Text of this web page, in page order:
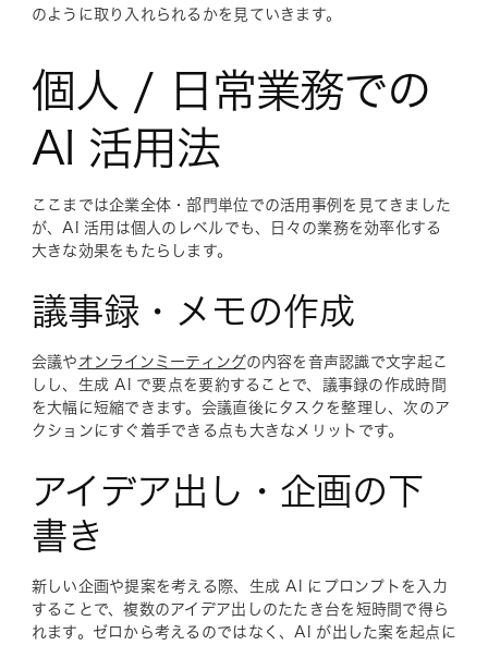
のように取り入れられるかを見ていきます。
個人 / 日常業務での
AI 活用法
ここまでは企業全体・部門単位での活用事例を見てきました
が、AI 活用は個人のレベルでも、日々の業務を効率化する
大きな効果をもたらします。
議事録・メモの作成
会議や オンラインミーティングの内容を音声認識で文字起こ
しし、生成 AI で要点を要約することで、議事録の作成時間
を大幅に短縮できます。会議直後にタスクを整理し、次のア
クションにすぐ着手できる点も大きなメリットです。
アイデア出し・企画の下
書き
新しい企画や提案を考える際、生成 AI にプロンプトを入力
することで、複数のアイデア出しのたたき台を短時間で得ら
れます。ゼロから考えるのではなく、AI が出した案を起点に